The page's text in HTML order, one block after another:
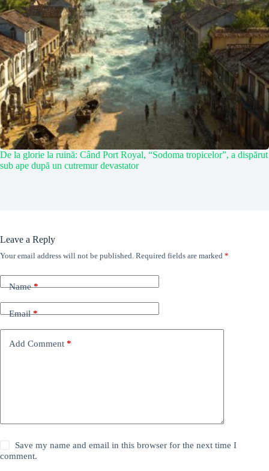
De la glorie la ruină: Când Port Royal, “Sodoma tropicelor”, a dispărut
sub ape după un cutremur devastator
Leave a Reply
Your email address will not be published. Required fields are marked *
Name*
Email*
Add Comment *
Save my name and email in this browser for the next time I
comment.